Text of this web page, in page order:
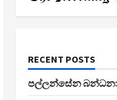
RECENT POSTS
පල්ලන්සේන